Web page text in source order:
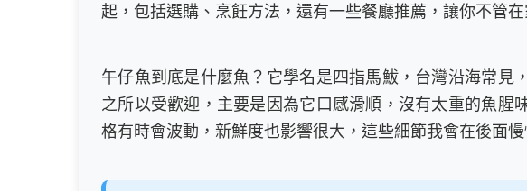
起，包括選購、烹飪方法，還有一些餐廳推薦，讓你不管
午仔魚到底是什麼魚？它學名是四指馬鮁，台灣沿海常見
之所以受歡迎，主要是因為它口感滑順，沒有太重的魚腥
格有時會波動，新鮮度也影響很大，這些細節我會在後面慢